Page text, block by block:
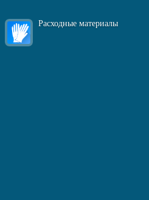
Расходные материалы